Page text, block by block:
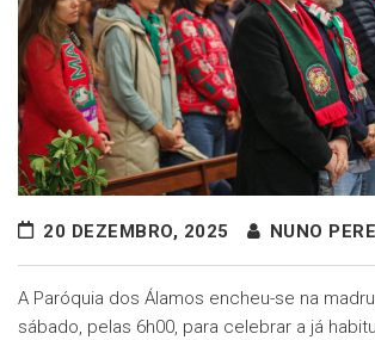
20 DEZEMBRO, 2025 NUNO
A Paróquia dos Álamos encheu-se na
sábado, pelas 6h00, para celebrar a já